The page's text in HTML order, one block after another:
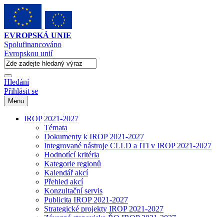
EVROPSKÁ UNIE
Spolufinancováno
Evropskou unií
Hledání
Přihlásit se
Menu
IROP 2021-2027
Témata
Dokumenty k IROP 2021-2027
Integrované nástroje CLLD a ITI v IROP 2021-2027
Hodnotící kritéria
Kategorie regionů
Kalendář akcí
Přehled akcí
Konzultační servis
Publicita IROP 2021-2027
Strategické projekty IROP 2021-2027